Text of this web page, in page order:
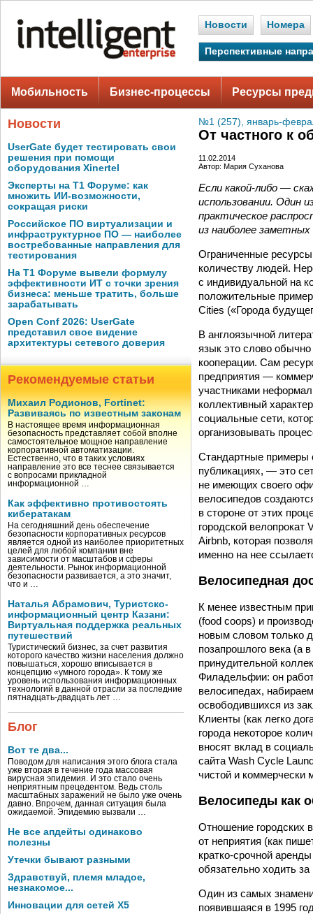
Новости Номера
Перспективные
Мобильность Бизнес-процессы Ресурсы
Новости
UserGate будет тестировать свои
решения при помощи
оборудования Xinertel
Эксперты на Т1 Форуме: как
множить ИИ-возможности,
сокращая риски
Российское ПО виртуализации и
инфраструктурное ПО — наиболее
востребованные направления для
тестирования
На Т1 Форуме вывели формулу
эффективности ИТ с точки зрения
бизнеса: меньше тратить, больше
зарабатывать
Open Conf 2026: UserGate
представил свое видение
архитектуры сетевого доверия
Рекомендуемые статьи
Михаил Родионов, Fortinet:
Развиваясь по известным законам
В настоящее время информационная
безопасность представляет собой вполне
самостоятельное мощное направление
корпоративной автоматизации.
Естественно, что в таких условиях
направление это все теснее связывается
с вопросами прикладной
информационной …
Как эффективно противостоять
кибератакам
На сегодняшний день обеспечение
безопасности корпоративных ресурсов
является одной из наиболее приоритетных
целей для любой компании вне
зависимости от масштабов и сферы
деятельности. Рынок информационной
безопасности развивается, а это значит,
что и …
Наталья Абрамович, Туристско-
информационный центр Казани:
Виртуальная поддержка реальных
путешествий
Туристический бизнес, за счет развития
которого качество жизни населения должно
повышаться, хорошо вписывается в
концепцию «умного города». К тому же
уровень использования информационных
технологий в данной отрасли за последние
пятнадцать-двадцать лет …
Блог
Вот те два...
Поводом для написания этого блога стала
уже вторая в течение года массовая
вирусная эпидемия. И это стало очень
неприятным прецедентом. Ведь столь
масштабных заражений не было уже очень
давно. Впрочем, данная ситуация была
ожидаемой. Эпидемию вызвали …
Не все апдейты одинаково
полезны
Утечки бывают разными
Здравствуй, племя младое,
незнакомое...
Инновации для сетей X5
№1 (257), январь-
От частного к
11.02.2014
Автор: Мария Суханова
Если какой-­либо —
использовании. Один
практическое
из наиболее
Ограниченные
количеству людей.
с индивидуальной на
положительные
Cities («Города
В англоязычной
язык это слово обычно
кооперации. Сам
предприятия —
участниками
коллективный
социальные сети,
организовывать
Стандартные примеры
публикациях, — это
не имеющих своего
велосипедов
в стороне от этих
городской
Airbnb, которая
именно на нее
Велосипедная
К менее известным
(food coops) и
новым словом только
позапрошлого века (а
принудительной
Филадельфии: он
велосипедах,
освободившихся из
Клиенты (как легко
города некоторое
вносят вклад в
сайта Wash Cycle
чистой и коммерчески
Велосипеды как
Отношение городских
от неприятия (как
кратко-срочной
обязательно ходить
Один из самых
появившаяся в 1995